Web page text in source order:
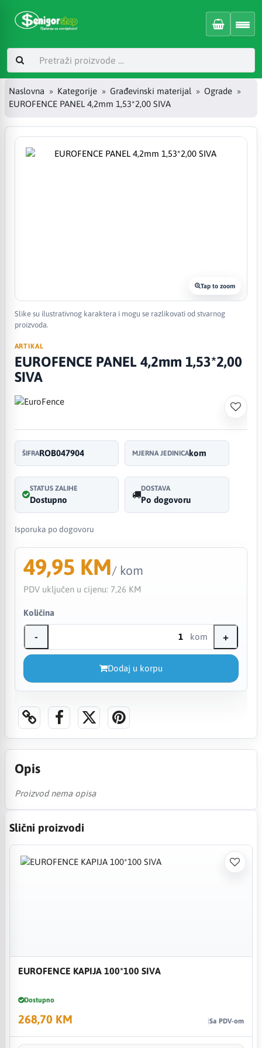
Naslovna Kategorije Građevinski materijal
Ograde
EUROFENCE PANEL 4,2mm 1,53*2,00 SIVA
Tap to zoom
Slike su ilustrativnog karaktera i mogu se razlikovati od stvarnog
proizvoda.
ARTIKAL
EUROFENCE PANEL 4,2mm 1,53*2,00
SIVA
ŠIFRAROB047904 MJERNA JEDINICAkom
STATUS ZALIHE
Dostupno
DOSTAVA
Po dogovoru
Isporuka po dogovoru
49,95 KM/ kom
PDV uključen u cijenu: 7,26 KM
Količina
- kom +
Dodaj u korpu
Opis
Proizvod nema opisa
Slični proizvodi
EUROFENCE KAPIJA 100*100 SIVA
Dostupno
268,70 KM Sa PDV-om